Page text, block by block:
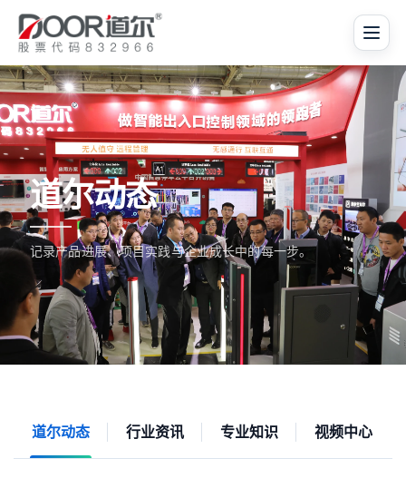
道尔动态
记录产品进展、项目实践与企业成长中的每一步。
道尔动态 行业资讯 专业知识 视频中心